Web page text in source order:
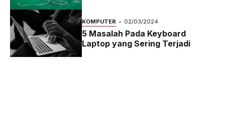
KOMPUTER 02/03/2024
5 Masalah Pada Keyboard
Laptop yang Sering Terjadi